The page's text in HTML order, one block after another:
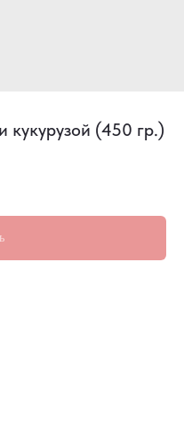
кукурузой (450 гр.)